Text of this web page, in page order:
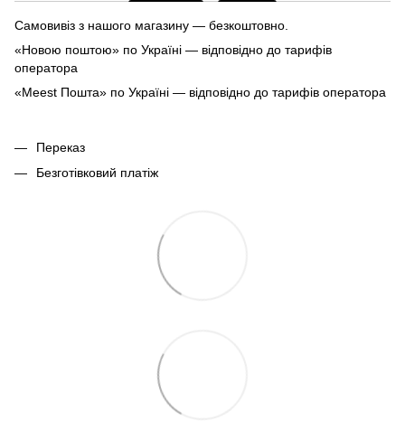
Самовивіз з нашого магазину — безкоштовно.
«Новою поштою» по Україні — відповідно до тарифів
оператора
«Meest Пошта» по Україні — відповідно до тарифів оператора
Переказ
Безготівковий платіж